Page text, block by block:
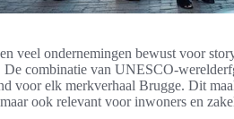
veel ondernemingen bewust voor
De combinatie van UNESCO-
voor elk merkverhaal Brugge. Dit
ook relevant voor inwoners en